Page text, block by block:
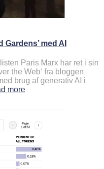
med AI
Paris Marx har ret i sin
the Web‘ fra bloggen
brug af generativ AI i
more